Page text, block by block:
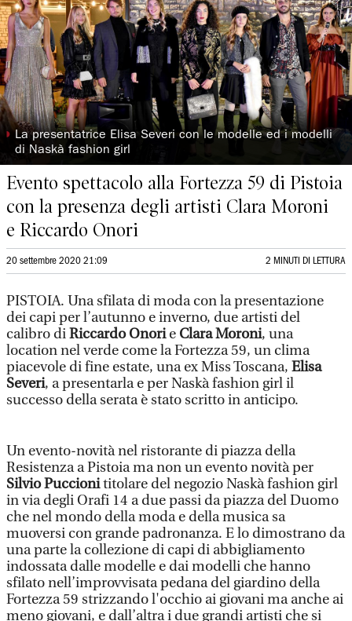
◗ La presentatrice Elisa Severi con le modelle ed i modelli
di Naskà fashion girl
Evento spettacolo alla Fortezza 59 di Pistoia
con la presenza degli artisti Clara Moroni
e Riccardo Onori
20 settembre 2020 21:09 2 MINUTI DI LETTURA
PISTOIA. Una sfilata di moda con la presentazione
dei capi per l’autunno e inverno, due artisti del
calibro diRiccardo Onorie Clara Moroni, una
location nel verde come la Fortezza 59, un clima
piacevole di fine estate, una ex Miss Toscana, Elisa
Severi, a presentarla e per Naskà fashion girl il
successo della serata è stato scritto in anticipo.
Un evento-novità nel ristorante di piazza della
Resistenza a Pistoia ma non un evento novità per
Silvio Puccionititolare del negozio Naskà fashion girl
in via degli Orafi 14 a due passi da piazza del Duomo
che nel mondo della moda e della musica sa
muoversi con grande padronanza. E lo dimostrano da
una parte la collezione di capi di abbigliamento
indossata dalle modelle e dai modelli che hanno
sfilato nell’improvvisata pedana del giardino della
Fortezza 59 strizzando l'occhio ai giovani ma anche ai
meno giovani, e dall’altra i due grandi artisti che si